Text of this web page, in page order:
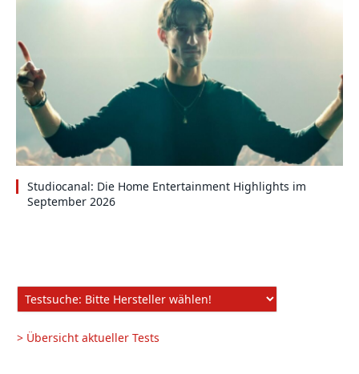
Studiocanal: Die Home Entertainment Highlights im
September 2026
> Übersicht aktueller Tests